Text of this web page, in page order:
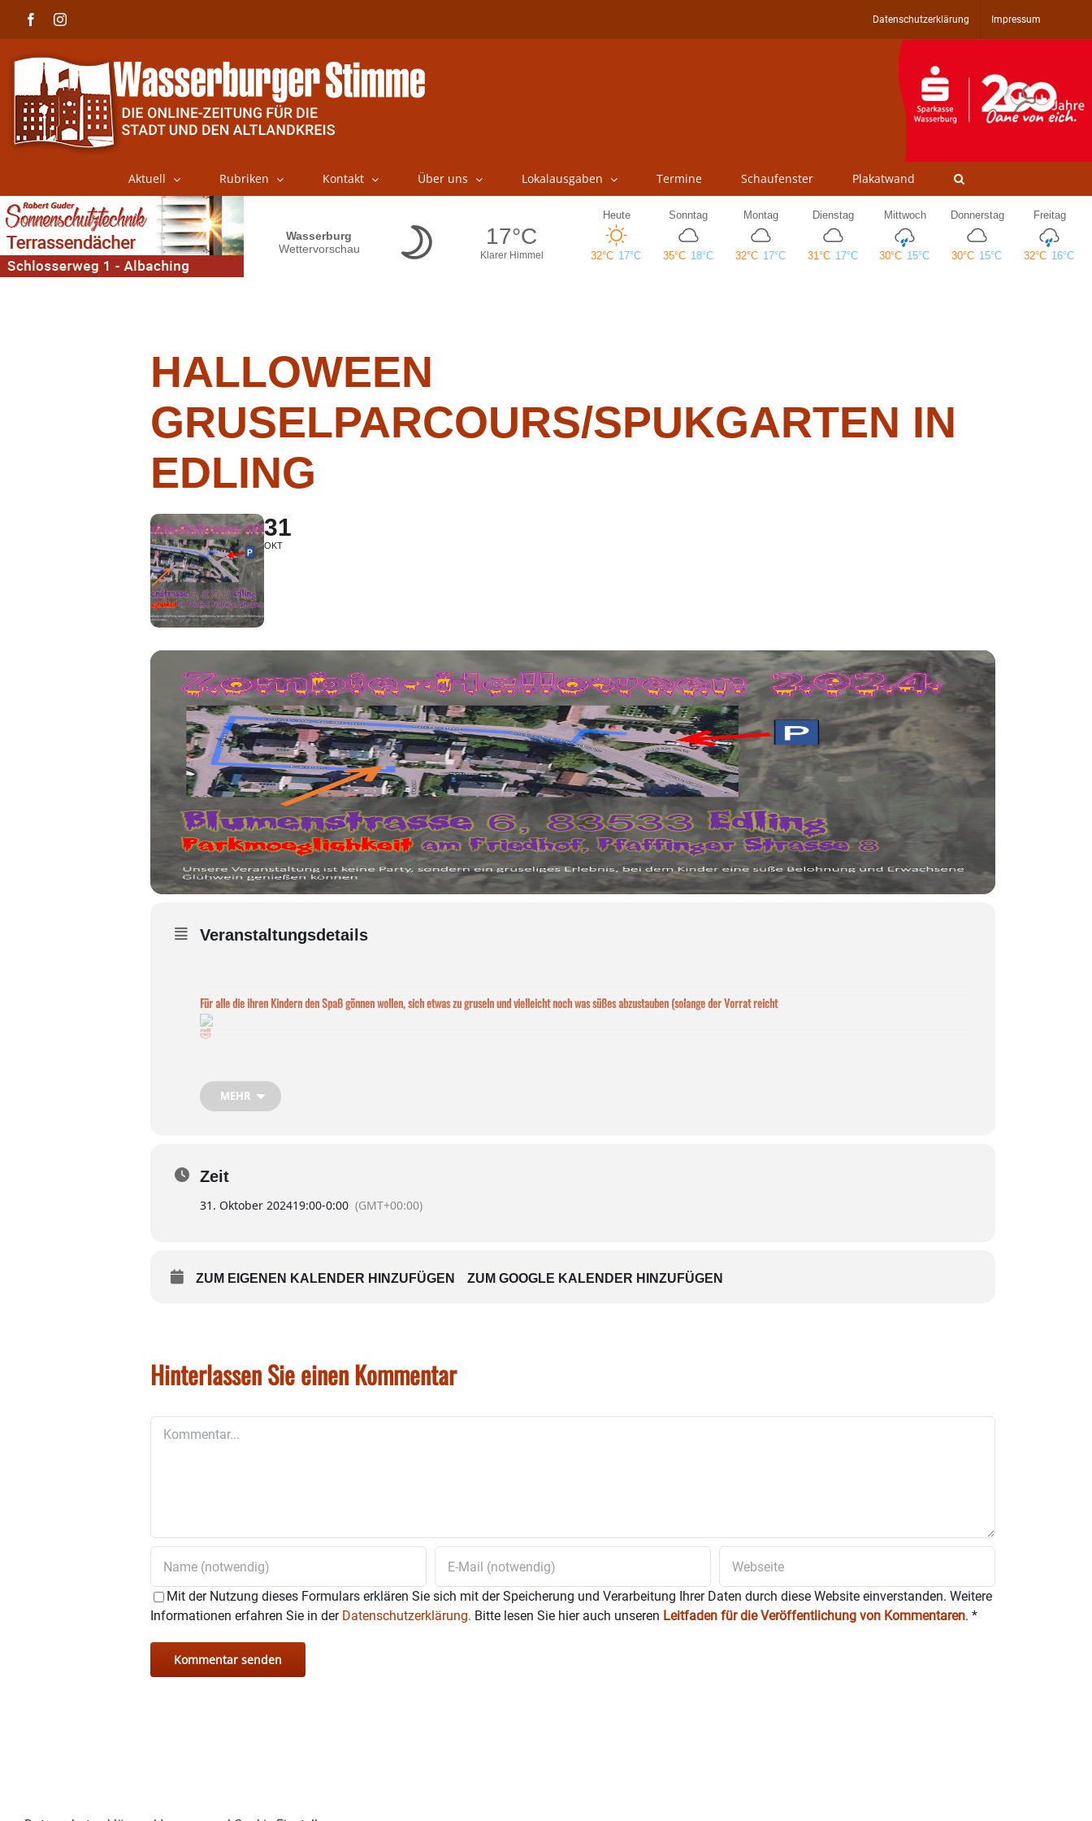
FacebookInstagram Datenschutzerklärung Impressum
Aktuell Rubriken Kontakt Über uns Lokalausgaben Termine Schaufenster Plakatwand
HALLOWEEN
GRUSELPARCOURS/SPUKGARTEN IN
EDLING
31
OKT
Veranstaltungsdetails
Für alle die ihren Kindern den Spaß gönnen wollen, sich etwas zu gruseln und vielleicht noch was süßes abzustauben (solange der Vorrat reicht
MEHR
Zeit
31. Oktober 202419:00-0:00 (GMT+00:00)
ZUM EIGENEN KALENDER HINZUFÜGEN ZUM GOOGLE KALENDER HINZUFÜGEN
Hinterlassen Sie einen Kommentar
Mit der Nutzung dieses Formulars erklären Sie sich mit der Speicherung und Verarbeitung Ihrer Daten durch diese Website einverstanden. Weitere
Informationen erfahren Sie in der Datenschutzerklärung. Bitte lesen Sie hier auch unseren Leitfaden für die Veröffentlichung von Kommentaren. *